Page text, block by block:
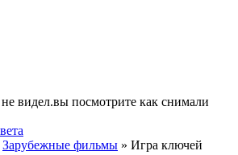
видел.вы посмотрите как снимали
Зарубежные фильмы » Игра ключей